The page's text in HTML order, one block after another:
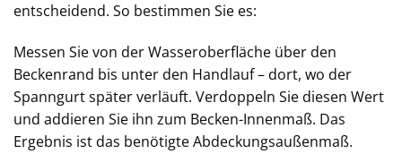
entscheidend. So bestimmen Sie es:
Messen Sie von der Wasseroberfläche über den
Beckenrand bis unter den Handlauf – dort, wo der
Spanngurt später verläuft. Verdoppeln Sie diesen Wert
und addieren Sie ihn zum Becken-Innenmaß. Das
Ergebnis ist das benötigte Abdeckungsaußenmaß.